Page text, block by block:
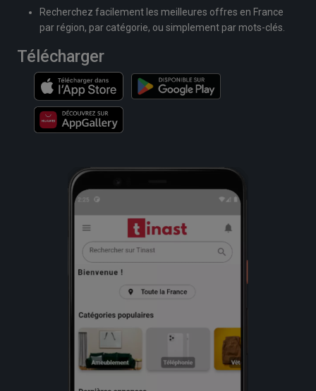
Recherchez facilement les meilleures offres en France
par région, par catégorie, ou simplement par mots-clés.
Télécharger